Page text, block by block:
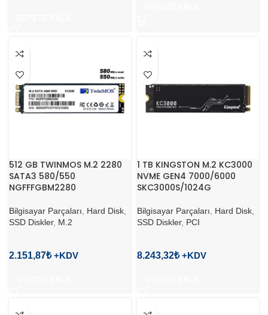
512 GB TWINMOS M.2 2280
SATA3 580/550
NGFFFGBM2280
Bilgisayar Parçaları Hard Disk
SSD Diskler, M.2
2.151,87₺
1 TB KINGSTON M.2 KC3000
NVME GEN4 7000/6000
SKC3000S/1024G
Bilgisayar Parçaları Hard Disk
SSD Diskler, PCI
8.243,32₺